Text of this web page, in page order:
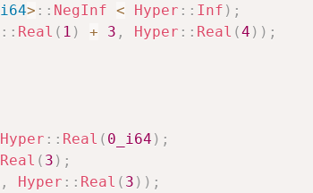
i64> :: NegInf < Hyper :: Inf ) ;
:: Real ( 1 ) + 3 , Hyper :: Real (4 ) ) ;
Hyper :: Real ( 0_i64 ) ;
Real ( 3 ) ;
, Hyper :: Real ( 3 ) ) ;